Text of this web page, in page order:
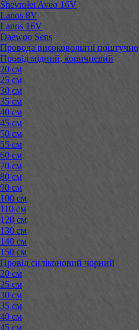
Shevrolet Aveo 16V
Lanos 8V
Lanos 16V
Daewoo Sens
Провода високовольтні поштучно
Провід мідний, коричневий
20 см
25 см
30 см
35 см
40 см
45 см
50 см
55 см
60 см
70 см
80 см
90 см
100 см
110 см
120 см
130 см
140 см
150 см
Провід силіконовий чорний
20 см
25 см
30 см
35 см
40 см
45 см